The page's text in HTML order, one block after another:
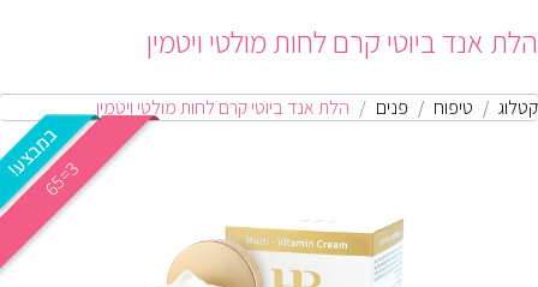
הלת אנד ביוטי קרם לחות מולטי ויטמין
קטלוג טיפוח פנים הלת אנד ביוטי קרם לחות מולטי ויטמין
3
=
6
5